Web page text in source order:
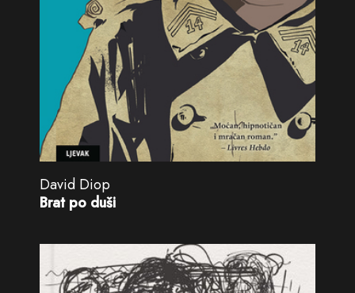
David Diop
Brat po duši